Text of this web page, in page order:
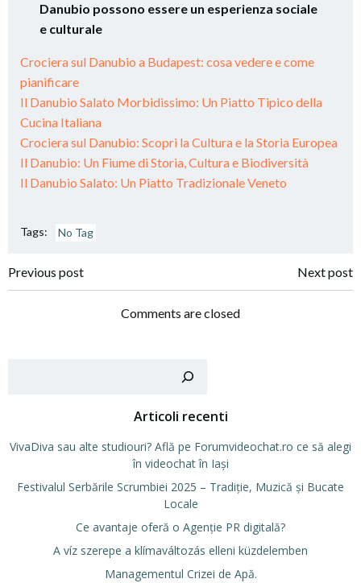
Danubio possono essere un esperienza sociale
e culturale
Crociera sul Danubio a Budapest: cosa vedere e come
pianificare
Il Danubio Salato Morbidissimo: Un Piatto Tipico della
Cucina Italiana
Crociera sul Danubio: Scopri la Cultura e la Storia Europea
Il Danubio: Un Fiume di Storia, Cultura e Biodiversità
Il Danubio Salato: Un Piatto Tradizionale Veneto
Tags: No Tag
Post
navigation
Previous post
navigation
Next post
Comments are closed
Articoli recenti
VivaDiva sau alte studiouri? Află pe Forumvideochat.ro ce să alegi
în videochat în Iași
Festivalul Serbările Scrumbiei 2025 – Tradiție, Muzică și Bucate
Locale
Ce avantaje oferă o Agenție PR digitală?
A víz szerepe a klímaváltozás elleni küzdelemben
Managementul Crizei de Apă.